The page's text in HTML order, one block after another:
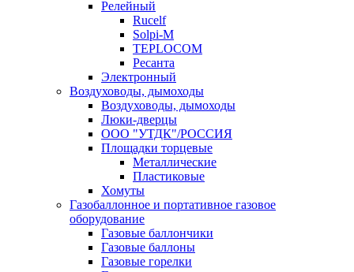
Релейный
Rucelf
Solpi-M
TEPLOCOM
Ресанта
Электронный
Воздуховоды, дымоходы
Воздуховоды, дымоходы
Люки-дверцы
ООО "УТДК"/РОССИЯ
Площадки торцевые
Металлические
Пластиковые
Хомуты
Газобаллонное и портативное газовое
оборудование
Газовые баллончики
Газовые баллоны
Газовые горелки